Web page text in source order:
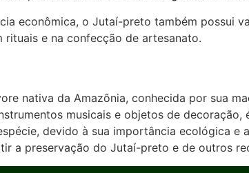
econômica, o Jutaí-preto também possui
rituais e na confecção de artesanato.
nativa da Amazônia, conhecida por sua
musicais e objetos de
devido à sua importância ecológica
a preservação do Jutaí-preto e de outros